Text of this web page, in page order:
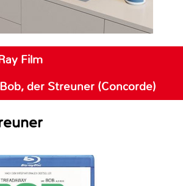
Film
der Streuner (Concorde)